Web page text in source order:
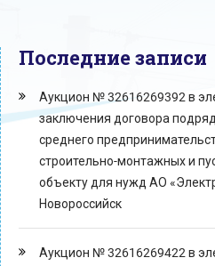
Последние записи
Аукцион № 32616269392 в
заключения договора
среднего
строительно-монтажных и
объекту для нужд АО
Новороссийск
Аукцион № 32616269422 в